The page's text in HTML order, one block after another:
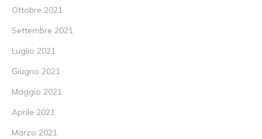
Ottobre 2021
Settembre 2021
Luglio 2021
Giugno 2021
Maggio 2021
Aprile 2021
Marzo 2021